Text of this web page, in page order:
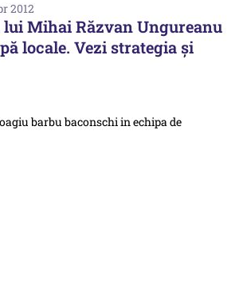
2012
lui Mihai Răzvan Ungureanu
locale. Vezi strategia și